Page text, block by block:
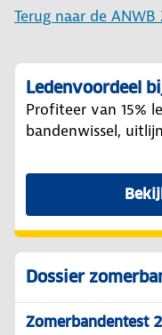
Terug naar de
Ledenvoordeel
Profiteer van 15%
bandenwissel,
Dossier
Zomerbandentest